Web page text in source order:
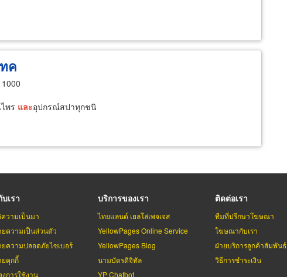
ค
พร และอุปกรณ์สปาทุกชนิ
บเรา
วามเป็นมา
ความเป็นส่วนตัว
ความปลอดภัยไซเบอร์
คุกกี้
การใช้งาน
บริการของเรา
ไทยแลนด์ เยลโล่เพจเจส
YellowPages Online Service
YellowPages Blog
นามบัตรดิจิทัล
YP Chatbot
ติดต่อเรา
ทีมที่ปรึกษาโฆษณา
โฆษณากับเรา
ฝ่ายบริการลูกค้าสัมพันธ์
วิธีการชำระเงิน